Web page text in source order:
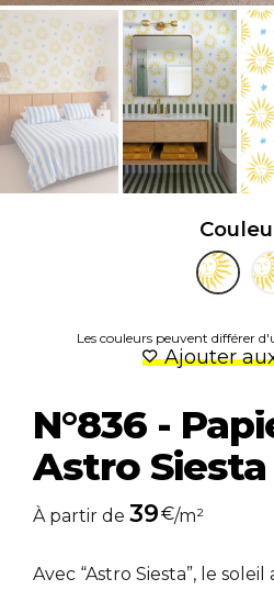
Les couleurs peuvent différer
Ajouter
N°836 -
Astro Siesta
À partir de 39€/m²
Avec “Astro Siesta”, le